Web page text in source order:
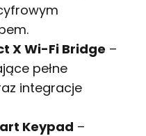
X Wi-Fi Bridge –
pełne
integracje
Keypad –